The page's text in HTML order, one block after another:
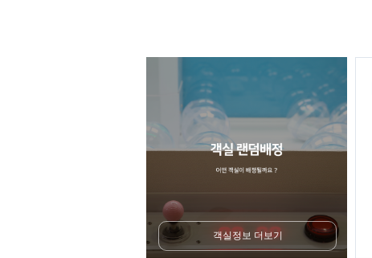
객실정보 더보기